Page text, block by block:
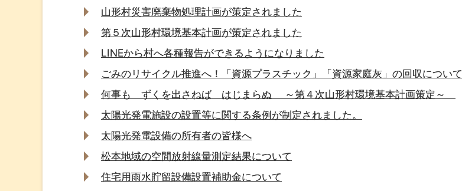
山形村災害廃棄物処理計画が策定されました
第５次山形村環境基本計画が策定されました
LINEから村へ各種報告ができるようになりました
ごみのリサイクル推進へ！「資源プラスチック」「資源家庭灰」の回収について
何事も ずくを出さねば はじまらぬ ～第４次山形村環境基本計画策定～
太陽光発電施設の設置等に関する条例が制定されました。
太陽光発電設備の所有者の皆様へ
松本地域の空間放射線量測定結果について
住宅用雨水貯留設備設置補助金について